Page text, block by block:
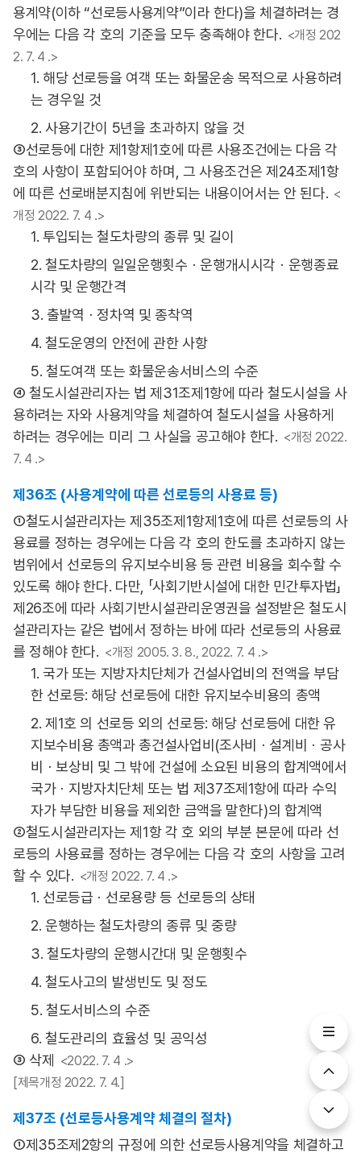
용계약(이하 “선로등사용계약”이라 한다)을 체결하려는 경
우에는 다음 각 호의 기준을 모두 충족해야 한다. <개정 202
2. 7. 4 .>
1. 해당 선로등을 여객 또는 화물운송 목적으로 사용하려
는 경우일 것
2. 사용기간이 5년을 초과하지 않을 것
③선로등에 대한 제1항제1호에 따른 사용조건에는 다음 각
호의 사항이 포함되어야 하며, 그 사용조건은 제24조제1항
에 따른 선로배분지침에 위반되는 내용이어서는 안 된다. <
개정 2022. 7. 4 .>
1. 투입되는 철도차량의 종류 및 길이
2. 철도차량의 일일운행횟수ㆍ운행개시시각ㆍ운행종료
시각 및 운행간격
3. 출발역ㆍ정차역 및 종착역
4. 철도운영의 안전에 관한 사항
5. 철도여객 또는 화물운송서비스의 수준
④ 철도시설관리자는 법 제31조제1항에 따라 철도시설을 사
용하려는 자와 사용계약을 체결하여 철도시설을 사용하게
하려는 경우에는 미리 그 사실을 공고해야 한다. <개정 2022.
7. 4 .>
제36조 (사용계약에 따른 선로등의 사용료 등)
①철도시설관리자는 제35조제1항제1호에 따른 선로등의 사
용료를 정하는 경우에는 다음 각 호의 한도를 초과하지 않는
범위에서 선로등의 유지보수비용 등 관련 비용을 회수할 수
있도록 해야 한다. 다만, 「사회기반시설에 대한 민간투자법」
제26조에 따라 사회기반시설관리운영권을 설정받은 철도시
설관리자는 같은 법에서 정하는 바에 따라 선로등의 사용료
를 정해야 한다. <개정 2005. 3. 8., 2022. 7. 4 .>
1. 국가 또는 지방자치단체가 건설사업비의 전액을 부담
한 선로등: 해당 선로등에 대한 유지보수비용의 총액
2. 제1호 의 선로등 외의 선로등: 해당 선로등에 대한 유
지보수비용 총액과 총건설사업비(조사비ㆍ설계비ㆍ공사
비ㆍ보상비 및 그 밖에 건설에 소요된 비용의 합계액에서
국가ㆍ지방자치단체 또는 법 제37조제1항에 따라 수익
자가 부담한 비용을 제외한 금액을 말한다)의 합계액
②철도시설관리자는 제1항 각 호 외의 부분 본문에 따라 선
로등의 사용료를 정하는 경우에는 다음 각 호의 사항을 고려
할 수 있다. <개정 2022. 7. 4 .>
1. 선로등급ㆍ선로용량 등 선로등의 상태
2. 운행하는 철도차량의 종류 및 중량
3. 철도차량의 운행시간대 및 운행횟수
4. 철도사고의 발생빈도 및 정도
5. 철도서비스의 수준
6. 철도관리의 효율성 및 공익성
③ 삭제
<2022. 7. 4 .>
[제목개정 2022. 7. 4.]
제37조 (선로등사용계약 체결의 절차)
①제35조제2항의 규정에 의한 선로등사용계약을 체결하고